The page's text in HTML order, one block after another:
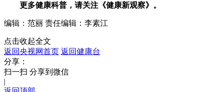
更多健康科普，请关注《健康新观察》。
编辑：范丽 责任编辑：李素江
点击收起全文
返回央视网首页 返回健康台
分享：
扫一扫 分享到微信
|